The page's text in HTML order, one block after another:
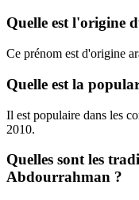
Quelle est l'origine
Ce prénom est d'origine
Quelle est la
Il est populaire dans les
2010.
Quelles sont les
Abdourrahman ?